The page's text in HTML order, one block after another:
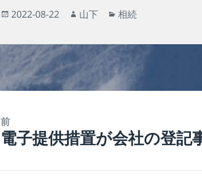
投
日:
2022-08-22
作
者
山下
カ
ゴ
リ
ー
相続
前
前
電子提供措置が会社の登記